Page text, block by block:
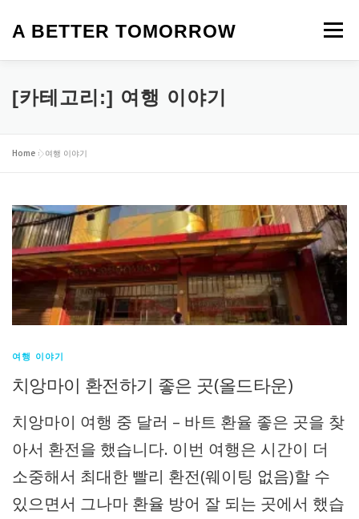
A BETTER TOMORROW 메뉴
HOME 생활정보 맛집 카페
로또 명당
오늘의 뉴스 영화
[카테고리:] 여행 이야기
Home »여행 이야기
여행 이야기
치앙마이 환전하기 좋은 곳(올드타운)
치앙마이 여행 중 달러 – 바트 환율 좋은 곳을 찾
아서 환전을 했습니다. 이번 여행은 시간이 더
소중해서 최대한 빨리 환전(웨이팅 없음)할 수
있으면서 그나마 환율 방어 잘 되는 곳에서 했습